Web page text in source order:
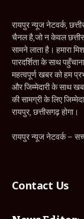
रायपुर न्यूज नेटवर्क,
चैनल है,जो न केवल
सामने लाता है। हमारा
पारदर्शिता के साथ
महत्वपूर्ण खबर को हम
और जिम्मेदारी के साथ
की सामग्री के लिए
रायपुर, छत्तीसगढ़ होगा।
रायपुर न्यूज नेटवर्क –
Contact Us